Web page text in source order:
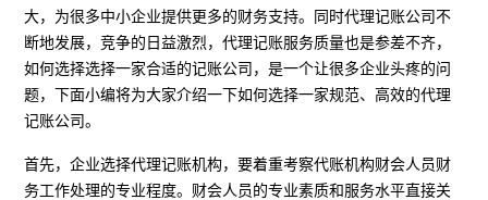
大，为很多中小企业提供更多的财务支持。同时代理记账公司不
断地发展，竞争的日益激烈，代理记账服务质量也是参差不齐，
如何选择选择一家合适的记账公司，是一个让很多企业头疼的问
题，下面小编将为大家介绍一下如何选择一家规范、高效的代理
记账公司。
首先，企业选择代理记账机构，要着重考察代账机构财会人员财
务工作处理的专业程度。财会人员的专业素质和服务水平直接关